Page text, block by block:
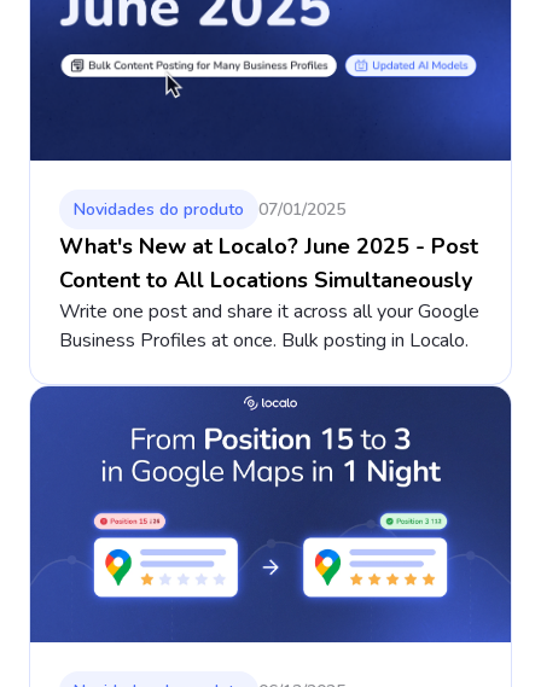
Novidades do produto 07/01/2025
What's New at Localo? June 2025 - Post
Content to All Locations Simultaneously
Write one post and share it across all your Google
Business Profiles at once. Bulk posting in Localo.